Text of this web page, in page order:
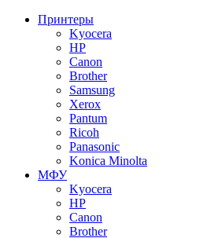
Принтеры
Kyocera
HP
Canon
Brother
Samsung
Xerox
Pantum
Ricoh
Panasonic
Konica Minolta
МФУ
Kyocera
HP
Canon
Brother